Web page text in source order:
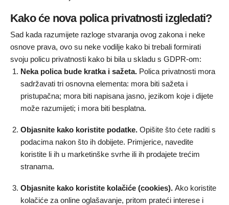
Kako će nova polica privatnosti izgledati?
Sad kada razumijete razloge stvaranja ovog zakona i neke
osnove prava, ovo su neke vodilje kako bi trebali formirati
svoju policu privatnosti kako bi bila u skladu s GDPR-om:
Neka polica bude kratka i sažeta. Polica privatnosti mora
sadržavati tri osnovna elementa: mora biti sažeta i
pristupačna; mora biti napisana jasno, jezikom koje i dijete
može razumijeti; i mora biti besplatna.
Objasnite kako koristite podatke. Opišite što ćete raditi s
podacima nakon što ih dobijete. Primjerice, navedite
koristite li ih u marketinške svrhe ili ih prodajete trećim
stranama.
Objasnite kako koristite kolačiće (cookies). Ako koristite
kolačiće za online oglašavanje, pritom prateći interese i